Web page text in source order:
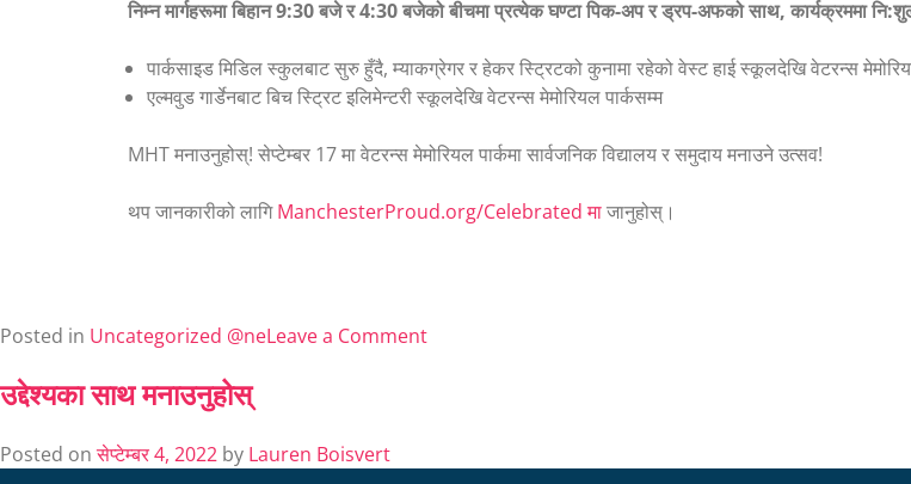
निम्न मार्गहरूमा बिहान 9:30 बजे र 4:30 बजेको बीचमा प्रत्येक घण्टा पिक-अप र ड्रप-अफको साथ, कार्यक्रममा
पार्कसाइड मिडिल स्कुलबाट सुरु हुँदै, म्याकग्रेगर र हेकर स्ट्रिटको कुनामा रहेको वेस्ट हाई स्कूलदेखि वेटरन्स
एल्मवुड गार्डेनबाट बिच स्ट्रिट इलिमेन्टरी स्कूलदेखि वेटरन्स मेमोरियल पार्कसम्म
MHT मनाउनुहोस्! सेप्टेम्बर 17 मा वेटरन्स मेमोरियल पार्कमा सार्वजनिक विद्यालय र समुदाय मनाउने उत्सव!
थप जानकारीको लागिManchesterProud.org/Celebrated माजानुहोस्।
Posted in Uncategorized @neLeave a Comment
उद्देश्यका साथ मनाउनुहोस्
Posted onसेप्टेम्बर 4, 2022 by Lauren Boisvert